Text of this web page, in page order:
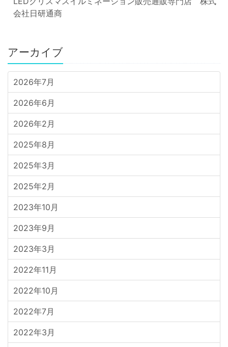
会社日研通商
アーカイブ
2026年7月
2026年6月
2026年2月
2025年8月
2025年3月
2025年2月
2023年10月
2023年9月
2023年3月
2022年11月
2022年10月
2022年7月
2022年3月